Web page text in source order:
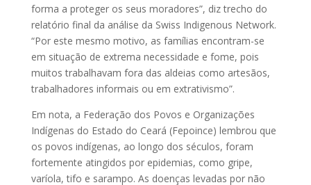
forma a proteger os seus moradores”, diz trecho do
relatório final da análise da Swiss Indigenous Network.
“Por este mesmo motivo, as famílias encontram-se
em situação de extrema necessidade e fome, pois
muitos trabalhavam fora das aldeias como artesãos,
trabalhadores informais ou em extrativismo”.
Em nota, a Federação dos Povos e Organizações
Indígenas do Estado do Ceará (Fepoince) lembrou que
os povos indígenas, ao longo dos séculos, foram
fortemente atingidos por epidemias, como gripe,
varíola, tifo e sarampo. As doenças levadas por não